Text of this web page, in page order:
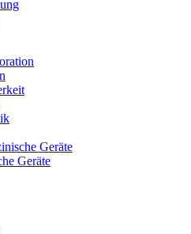
Geräte